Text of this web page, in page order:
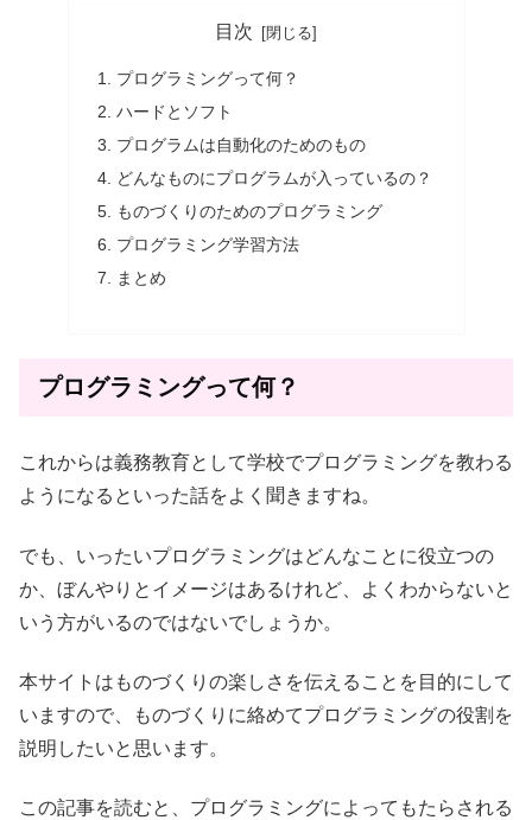
目次
プログラミングって何？
ハードとソフト
プログラムは自動化のためのもの
どんなものにプログラムが入っているの？
ものづくりのためのプログラミング
プログラミング学習方法
まとめ
プログラミングって何？
これからは義務教育として学校でプログラミングを教わる
ようになるといった話をよく聞きますね。
でも、いったいプログラミングはどんなことに役立つの
か、ぼんやりとイメージはあるけれど、よくわからないと
いう方がいるのではないでしょうか。
本サイトはものづくりの楽しさを伝えることを目的にして
いますので、ものづくりに絡めてプログラミングの役割を
説明したいと思います。
この記事を読むと、プログラミングによってもたらされる